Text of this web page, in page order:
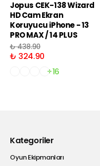
Jopus CEK-138 Wizard
HD Cam Ekran
Koruyucu iPhone - 13
PRO MAX / 14 PLUS
₺ 438.90
₺ 324.90
+16
Kategoriler
Oyun Ekipmanları